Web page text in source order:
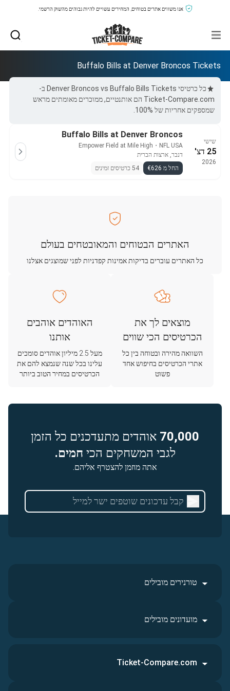
אנו משווים אתרים בטוחים, המחירים עשויים להיות גבוהים מהשוק הרשמי.
Buffalo Bills at Denver Broncos Tickets
כל כרטיסי Denver Broncos vs Buffalo Bills Tickets ב-
Ticket-Compare.com הם אותנטיים, ממוכרים מאומתים מראש
שמספקים אחריות של 100%.
שישי
25 דצ'
2026
Buffalo Bills at Denver Broncos
NFL USA
・
Empower Field at Mile High
דנבר, ארצות הברית
החל מ €626
54 כרטיסים זמינים
האתרים הבטוחים והמאובטחים בעולם
כל האתרים עוברים בדיקות אמינות קפדניות לפני שמוצגים אצלנו
מוצאים לך את
הכרטיסים הכי שווים
השוואה מהירה ובטוחה בין כל
אתרי הכרטיסים בחיפוש אחד
פשוט
האוהדים אוהבים
אותנו
מעל 2.5 מיליון אוהדים סומכים
עלינו בכל שנה שנמצא להם את
הכרטיסים במחיר הטוב ביותר
70,000 אוהדים מתעדכנים כל הזמן
לגבי המשחקים הכי חמים.
אתה מוזמן להצטרף אליהם.
טורנירים מובילים
מועדונים מובילים
Ticket-Compare.com